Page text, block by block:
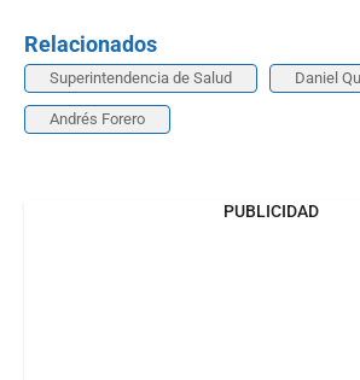
Relacionados
Superintendencia de Salud Daniel
Andrés Forero
PUBLICIDAD